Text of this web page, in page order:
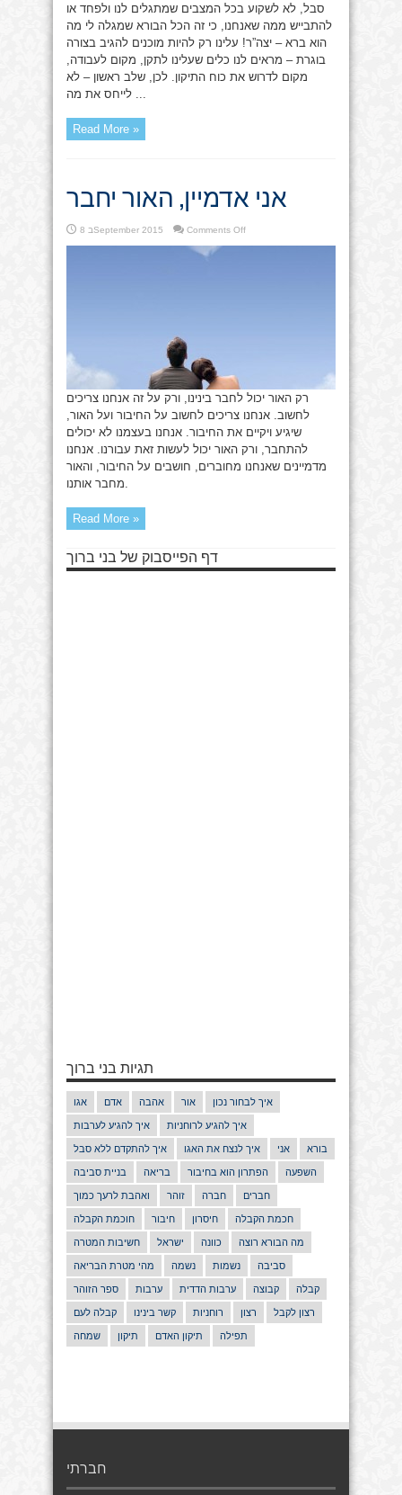
סבל, לא לשקוע בכל המצבים שמתגלים לנו ולפחד או
להתבייש ממה שאנחנו, כי זה הכל הבורא שמגלה לי מה
הוא ברא – יצה”ר! עלינו רק להיות מוכנים להגיב בצורה
בוגרת – מראים לנו כלים שעלינו לתקן, מקום לעבודה,
מקום לדרוש את כוח התיקון. לכן, שלב ראשון – לא
לייחס את מה ...
Read More »
אני אדמיין, האור יחבר
8 בSeptember 2015 Comments Offon
אדמיין,
רק האור יכול לחבר בינינו, ורק על זה אנחנו צריכים
לחשוב. אנחנו צריכים לחשוב על החיבור ועל האור,
שיגיע ויקיים את החיבור. אנחנו בעצמנו לא יכולים
להתחבר, ורק האור יכול לעשות זאת עבורנו. אנחנו
מדמיינים שאנחנו מחוברים, חושבים על החיבור, והאור
מחבר אותנו.
Read More »
דף הפייסבוק של בני ברוך
תגיות בני ברוך
אגו אדם אהבה אור איך לבחור נכון
איך להגיע לערבות איך להגיע לרוחניות
איך להתקדם ללא סבל איך לנצח את האגו אני בורא
בניית סביבה בריאה הפתרון הוא בחיבור השפעה
ואהבת לרעך כמוך זוהר חברה חברים
חוכמת הקבלה חיבור חיסרון חכמת הקבלה
חשיבות המטרה ישראל כוונה מה הבורא רוצה
מהי מטרת הבריאה נשמה נשמות סביבה
ספר הזוהר ערבות ערבות הדדית קבוצה קבלה
קבלה לעם קשר בינינו רוחניות רצון רצון לקבל
שמחה תיקון תיקון האדם תפילה
חברתי